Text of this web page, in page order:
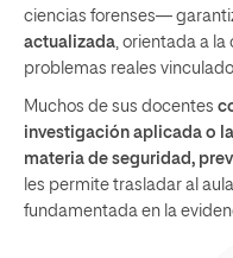
ciencias forenses—
actualizada, orientada a la
problemas reales
Muchos de sus docentes
investigación aplicada o
materia de seguridad,
les permite trasladar al
fundamentada en la